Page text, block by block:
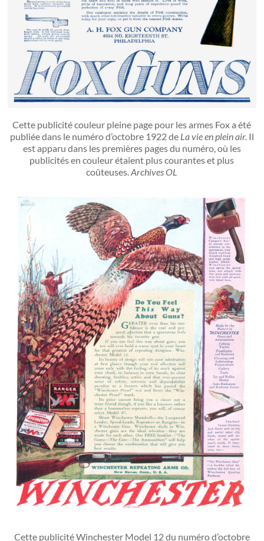
Cette publicité couleur pleine page pour les armes Fox a été
publiée dans le numéro d’octobre 1922 de La vie en plein air. Il
est apparu dans les premières pages du numéro, où les
publicités en couleur étaient plus courantes et plus
coûteuses.Archives OL
Cette publicité Winchester Model 12 du numéro d’octobre